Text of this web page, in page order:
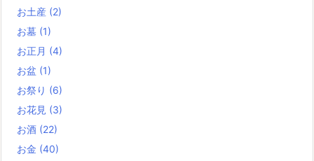
お土産 (2)
お墓 (1)
お正月 (4)
お盆 (1)
お祭り (6)
お花見 (3)
お酒 (22)
お金 (40)